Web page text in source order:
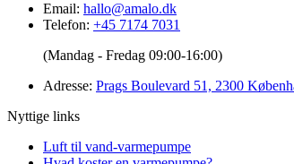
Email: hallo@amalo.dk
Telefon: +45 7174 7031
(Mandag - Fredag 09:00-16:00)
Adresse: Prags Boulevard 51, 2300
Nyttige links
Luft til vand-varmepumpe